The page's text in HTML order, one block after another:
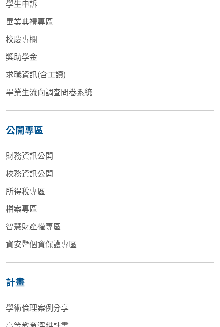
學生申訴
畢業典禮專區
校慶專欄
獎助學金
求職資訊(含工讀)
畢業生流向調查問卷系統
公開專區
財務資訊公開
校務資訊公開
所得稅專區
檔案專區
智慧財產權專區
資安暨個資保護專區
計畫
學術倫理案例分享